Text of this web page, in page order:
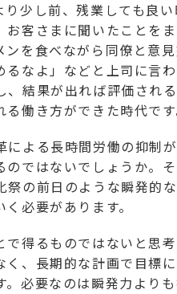
少し前、残業しても良い
客さまに聞いたことをま
を食べながら同僚と意
なよ」などと上司に言
結果が出れば評価され
働き方ができた時代です
よる長時間労働の抑制
ではないでしょうか。
の前日のような瞬発的
必要があります。
得るものではないと思
、長期的な計画で目標
必要なのは瞬発力より